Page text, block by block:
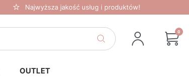
Najwyższa jakość usług i produktów!
0
OUTLET